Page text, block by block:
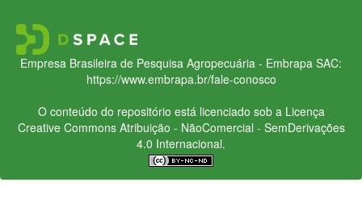
Empresa Brasileira de Pesquisa Agropecuária - Embrapa SAC:
https://www.embrapa.br/fale-conosco
O conteúdo do repositório está licenciado sob a Licença
Creative CommonsAtribuição - NãoComercial - SemDerivações
4.0 Internacional.